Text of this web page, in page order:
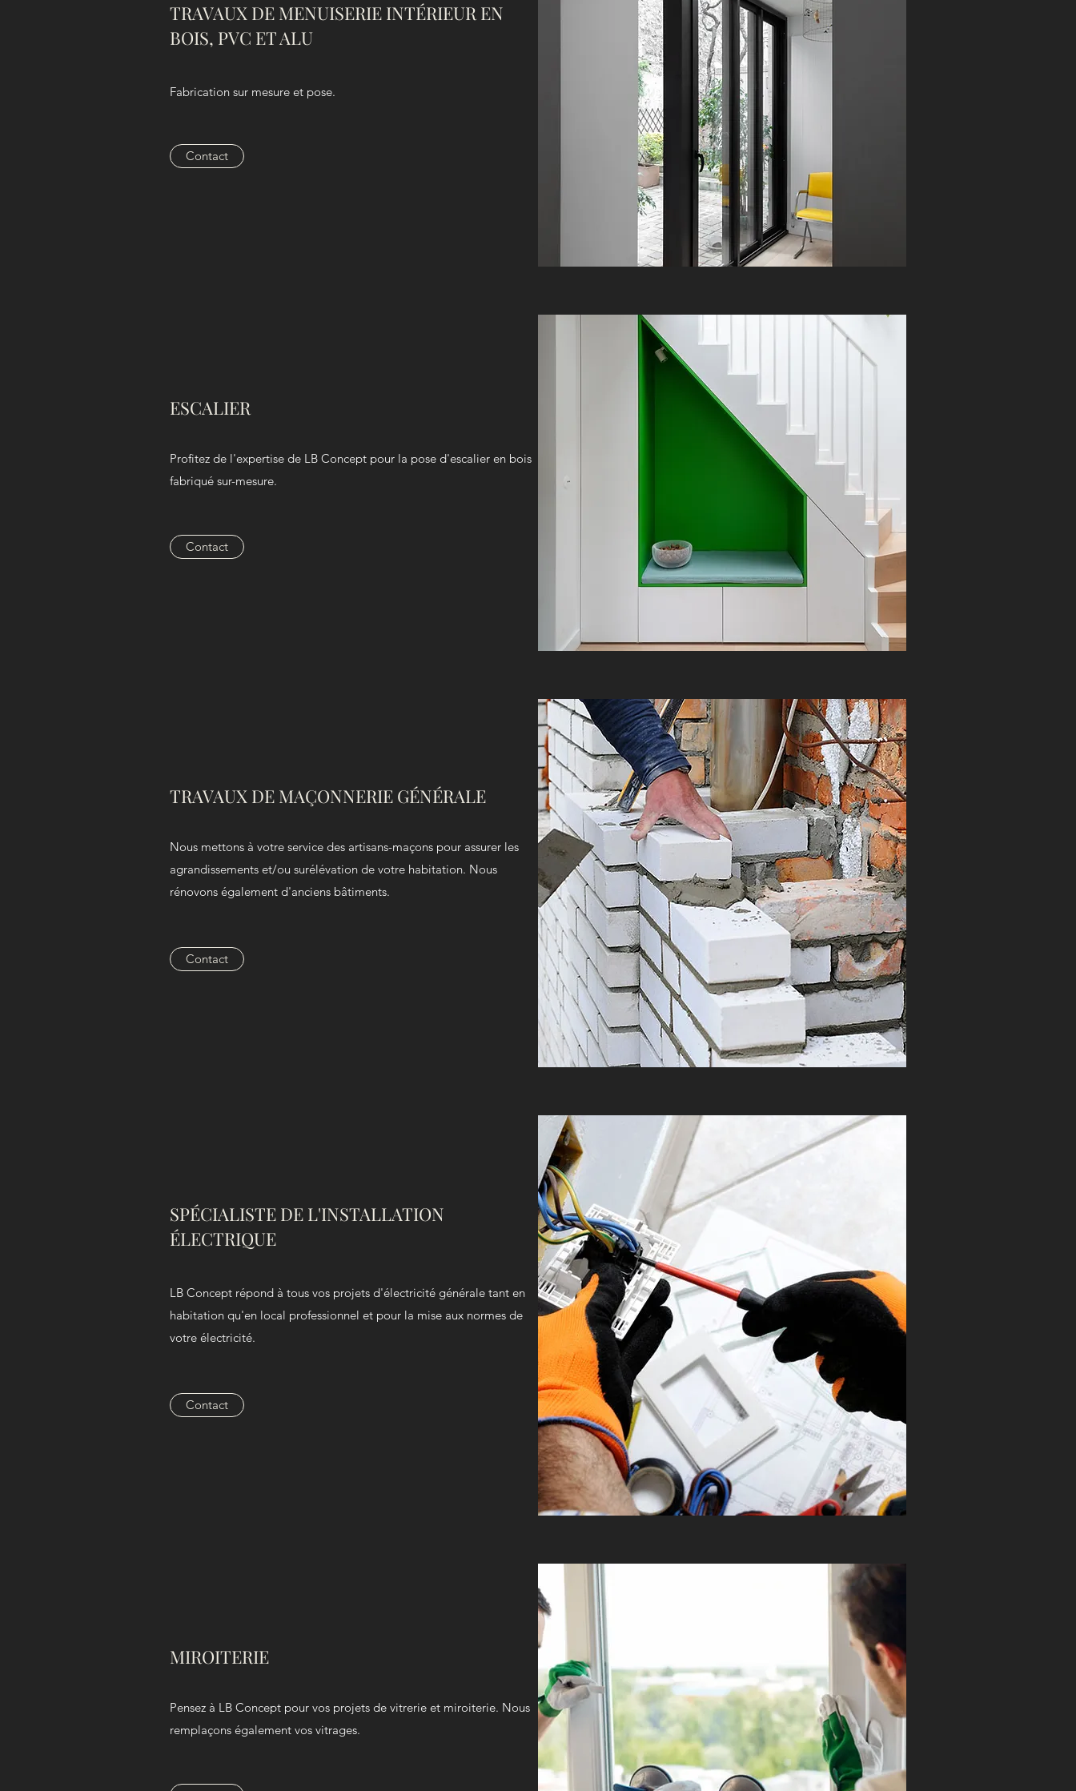
TRAVAUX DE MENUISERIE INTÉRIEUR EN
BOIS, PVC ET ALU
Fabrication sur mesure et pose.
Contact
ESCALIER
Profitez de l'expertise de LB Concept pour la pose d'escalier en bois
fabriqué sur-mesure.
Contact
TRAVAUX DE MAÇONNERIE GÉNÉRALE
Nous mettons à votre service des artisans-maçons pour assurer les
agrandissements et/ou surélévation de votre habitation. Nous
rénovons également d'anciens bâtiments.
Contact
SPÉCIALISTE DE L'INSTALLATION
ÉLECTRIQUE
LB Concept répond à tous vos projets d'électricité générale tant en
habitation qu'en local professionnel et pour la mise aux normes de
votre électricité.
Contact
MIROITERIE
Pensez à LB Concept pour vos projets de vitrerie et miroiterie. Nous
remplaçons également vos vitrages.